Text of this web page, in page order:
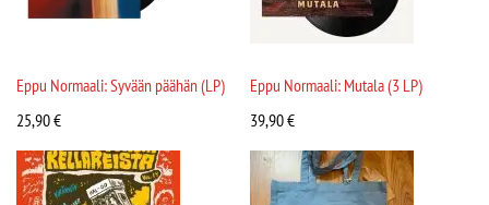
Eppu Normaali: Syvään päähän (LP)
25,90€
Eppu Normaali: Mutala (3 LP)
39,90€